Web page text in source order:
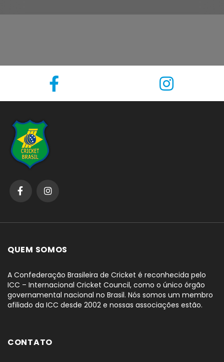
QUEM SOMOS
A Confederação Brasileira de Cricket é reconhecida pelo
ICC – Internacional Cricket Council, como o único órgão
governamental nacional no Brasil. Nós somos um membro
afiliado da ICC desde 2002 e nossas associações estão.
CONTATO